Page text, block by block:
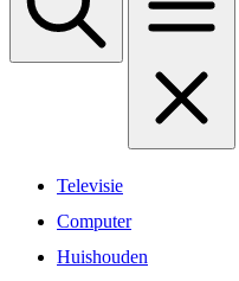
Televisie
Computer
Huishouden